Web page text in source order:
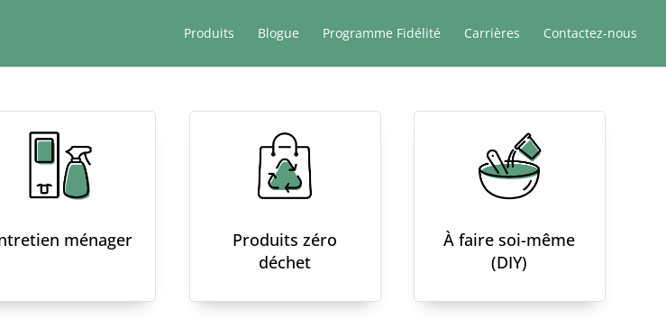
Produits Blogue Programme Fidélité Carrières Contactez-nous
ménager
Produits zéro
déchet
À faire soi-même
(DIY)